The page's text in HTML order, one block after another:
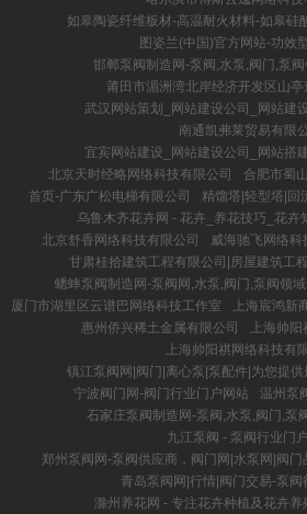
如皋陶瓷纤维板材-高温耐火材料-如皋硅
图姿兰(中国)官方网站-功效
邯郸泵阀制造网-泵阀,水泵,阀门,泵
莆田市湄洲湾北岸经济开发区山
武汉网站策划_网站建设公司_网站建
南通凯弗莱贸易有限
宜宾网站建设_网站建设公司_网站搭
北京天时经略网络科技有限公司
合肥市蜀
首页-广东广松电梯有限公司
精馏塔|轻型塔|回
乌鲁木齐花卉网 - 花卉_养花技巧_花卉
北京舒香网络科技有限公司
威海驰飞网络科
甘肃桂拾建筑工程有限公司|房屋建筑工
蟋蟀泵阀制造网-泵阀网,水泵,阀门,泵阀领
厦门市湖里区云谱巴网络科技工作室
上海宸鸿新
惠州侨兴稀土金属有限公司
上海帅
上海帅阳祺网络科技有
镇江泵阀网|阀门|离心泵|泵配件|为您提
宁波阀门网-阀门行业门户网站
温州泵
石家庄泵阀制造网-泵阀,水泵,阀门,泵
九江泵阀 - 泵阀行业门
郑州泵阀网-泵阀供应商，阀门网|水泵网|阀门
青岛泵阀网|行情|阀门交易-泵阀
滁州养花网 - 专注花卉种植及花卉养